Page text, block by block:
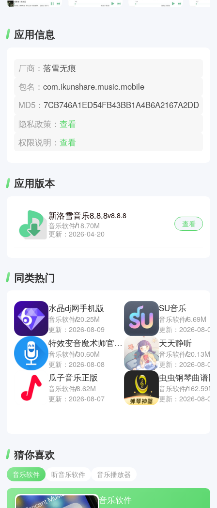
应用信息
厂商：落雪无痕
包名：com.ikunshare.music.mobile
MD5：7CB746A1ED54FB43BB1A4B6A2167A2DD
隐私政策：查看
权限说明：查看
应用版本
新洛雪音乐8.8.8v8.8.8
音乐软件18.70M
更新：2026-04-20
查看
同类热门
水晶dj网手机版
音乐软件20.25M
更新：2026-08-09
特效变音魔术师官方正版
音乐软件30.60M
更新：2026-08-08
瓜子音乐正版
音乐软件8.62M
更新：2026-08-07
SU音乐
音乐软件6.69M
更新：2026-08-07
天天静听
音乐软件20.13M
更新：2026-08-06
虫虫钢琴曲谱网
音乐软件162.59M
更新：2026-08-06
猜你喜欢
音乐软件 听音乐软件 音乐播放器
音乐软件